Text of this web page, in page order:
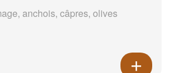
anchois, câpres, olives